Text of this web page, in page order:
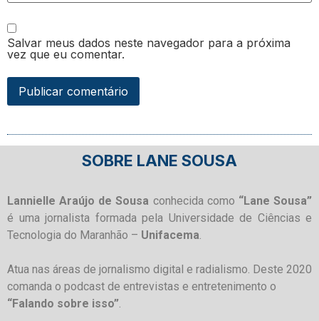
Salvar meus dados neste navegador para a próxima
vez que eu comentar.
SOBRE LANE SOUSA
Lannielle Araújo de Sousa conhecida como “Lane Sousa”
é uma jornalista formada pela Universidade de Ciências e
Tecnologia do Maranhão – Unifacema
Atua nas áreas de jornalismo digital e radialismo. Deste 2020
comanda o podcast de entrevistas e entretenimento o
“Falando sobre isso”.